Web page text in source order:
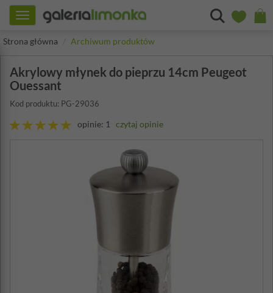
Toggle
navigation
Strona główna
Archiwum produktów
Akrylowy młynek do pieprzu 14cm Peugeot
Ouessant
Kod produktu: PG-29036
opinie: 1 czytaj opinie